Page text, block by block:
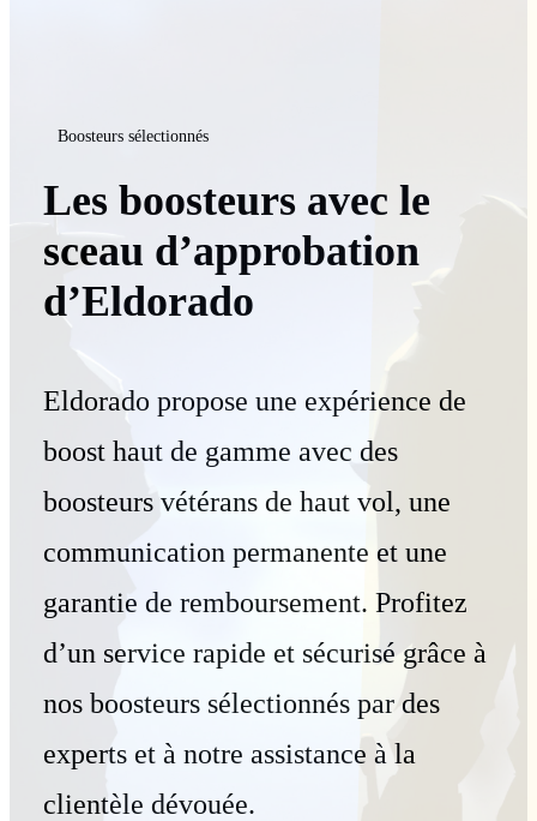
Boosteurs sélectionnés
Les boosteurs avec le
sceau d’approbation
d’Eldorado
Eldorado propose une expérience de
boost haut de gamme avec des
boosteurs vétérans de haut vol, une
communication permanente et une
garantie de remboursement. Profitez
d’un service rapide et sécurisé grâce à
nos boosteurs sélectionnés par des
experts et à notre assistance à la
clientèle dévouée.